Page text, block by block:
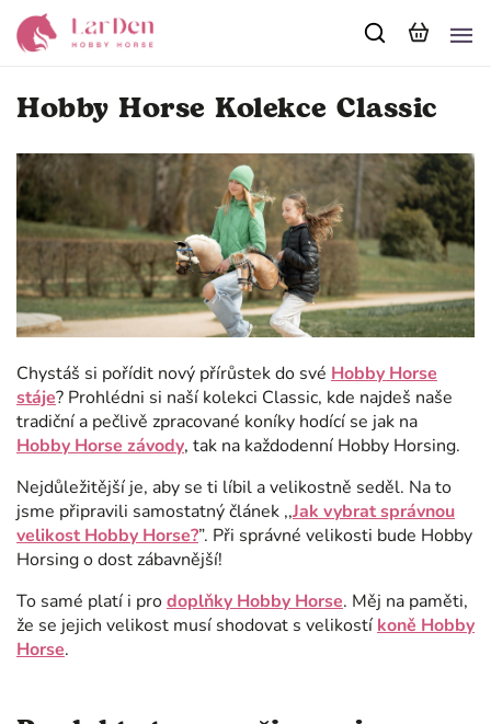
Hobby Horse Kolekce Classic
Chystáš si pořídit nový přírůstek do své Hobby Horse
stáje? Prohlédni si naší kolekci Classic, kde najdeš naše
tradiční a pečlivě zpracované koníky hodící se jak na
Hobby Horse závody, tak na každodenní Hobby Horsing.
Nejdůležitější je, aby se ti líbil a velikostně seděl. Na to
jsme připravili samostatný článek ,,Jak vybrat správnou
velikost Hobby Horse?”. Při správné velikosti bude Hobby
Horsing o dost zábavnější!
To samé platí i prodoplňky Hobby Horse. Měj na paměti,
že se jejich velikost musí shodovat s velikostí koně Hobby
Horse.